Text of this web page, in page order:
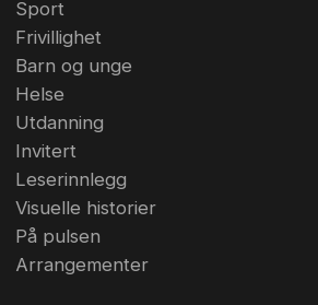
Sport
Frivillighet
Barn og unge
Helse
Utdanning
Invitert
Leserinnlegg
Visuelle historier
På pulsen
Arrangementer